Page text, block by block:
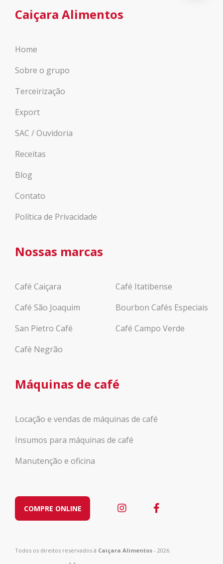
Caiçara Alimentos
Home
Sobre o grupo
Terceirização
Export
SAC / Ouvidoria
Receitas
Blog
Contato
Política de Privacidade
Nossas marcas
Café Caiçara
Café São Joaquim
San Pietro Café
Café Negrão
Café Itatibense
Bourbon Cafés Especiais
Café Campo Verde
Máquinas de café
Locação e vendas de máquinas de café
Insumos para máquinas de café
Manutenção e oficina
COMPRE ONLINE
Todos os direitos reservados à Caiçara Alimentos - 2026.